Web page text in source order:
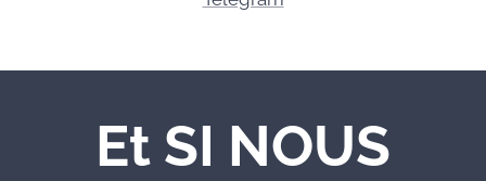
Et SI NOUS